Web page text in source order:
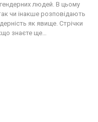
людей. В цьому
чи інакше розповідають
як явище. Стрічки
знаєте ще…